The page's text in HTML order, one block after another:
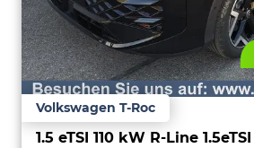
Volkswagen T-Roc